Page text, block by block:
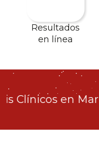
Resultados
en línea
Clínicos en Mar